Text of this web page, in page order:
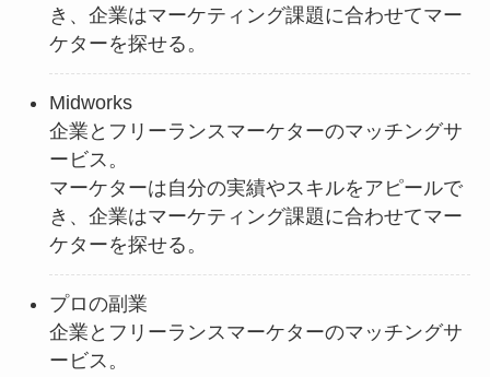
き、企業はマーケティング課題に合わせてマー
ケターを探せる。
Midworks
企業とフリーランスマーケターのマッチングサ
ービス。
マーケターは自分の実績やスキルをアピールで
き、企業はマーケティング課題に合わせてマー
ケターを探せる。
プロの副業
企業とフリーランスマーケターのマッチングサ
ービス。